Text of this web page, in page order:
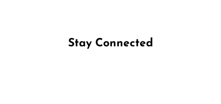
Stay Connected